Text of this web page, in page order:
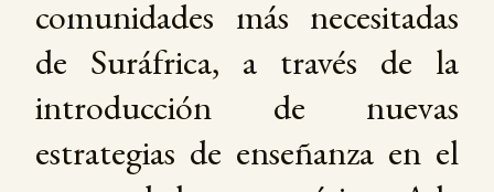
comunidades más necesitadas
de Suráfrica, a través de la
introducción de nuevas
estrategias de enseñanza en el